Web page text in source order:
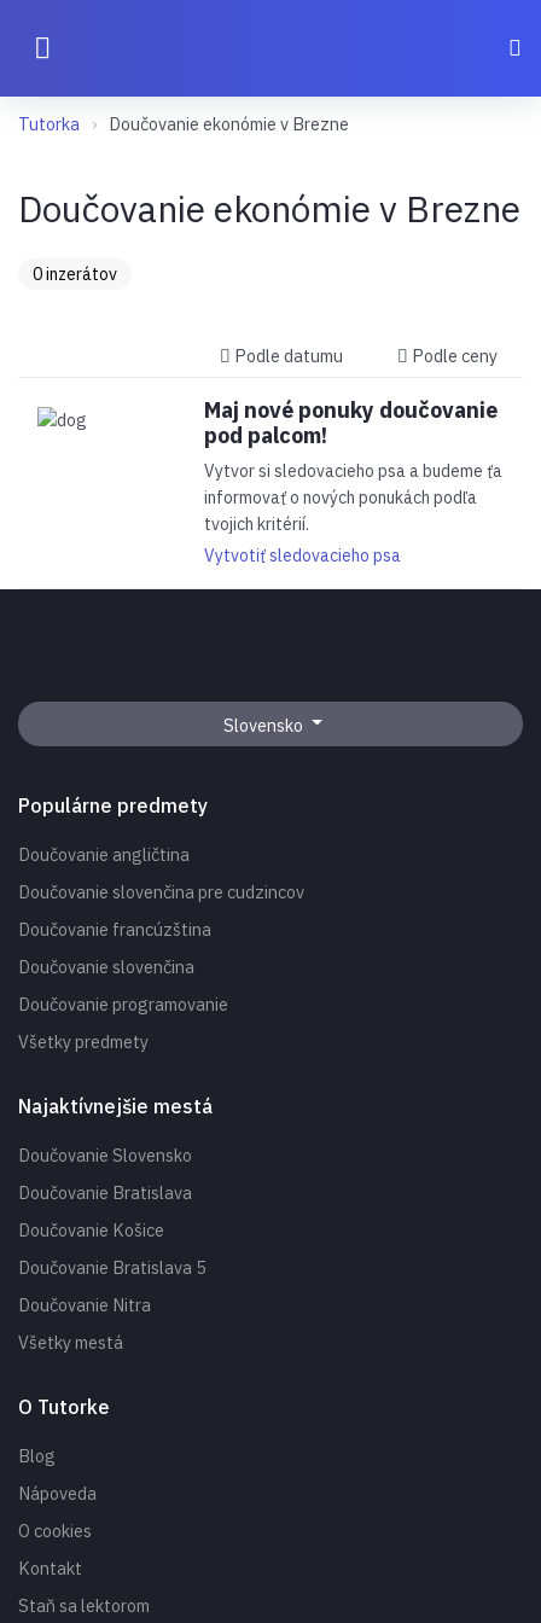
Tutorka Doučovanie ekonómie v Brezne
Doučovanie ekonómie v Brezne
0 inzerátov
Podle datumu Podle ceny
Maj nové ponuky doučovanie
pod palcom!
Vytvor si sledovacieho psa a budeme ťa
informovať o nových ponukách podľa
tvojich kritérií.
Vytvotiť sledovacieho psa
Slovensko
Populárne predmety
Doučovanie angličtina
Doučovanie slovenčina pre cudzincov
Doučovanie francúzština
Doučovanie slovenčina
Doučovanie programovanie
Všetky predmety
Najaktívnejšie mestá
Doučovanie Slovensko
Doučovanie Bratislava
Doučovanie Košice
Doučovanie Bratislava 5
Doučovanie Nitra
Všetky mestá
O Tutorke
Blog
Nápoveda
O cookies
Kontakt
Staň sa lektorom